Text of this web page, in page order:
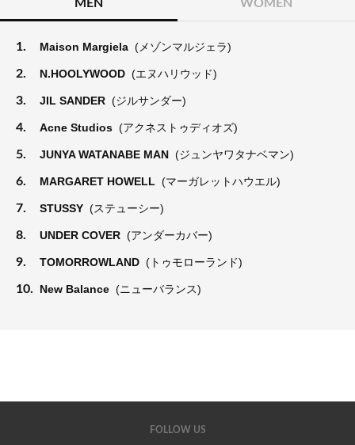
MEN WOMEN
1. Maison Margiela (メゾンマルジェラ)
2. N.HOOLYWOOD (エヌハリウッド)
3. JIL SANDER (ジルサンダー)
4. Acne Studios (アクネストゥディオズ)
5. JUNYA WATANABE MAN (ジュンヤワタナベマン)
6. MARGARET HOWELL (マーガレットハウエル)
7. STUSSY (ステューシー)
8. UNDER COVER (アンダーカバー)
9. TOMORROWLAND (トゥモローランド)
10. New Balance (ニューバランス)
FOLLOW US